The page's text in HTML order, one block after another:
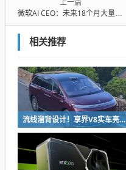
上一篇
微软AI CEO：未来18个月大量白领工作将被人工智能取代 这些职位先遭殃
相关推荐
流线溜背设计！享界V8实车亮相：增程版最大续航339km